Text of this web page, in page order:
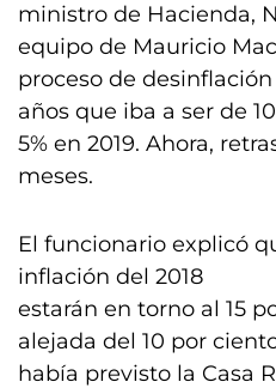
ministro de Hacienda,
equipo de Mauricio
proceso de
años que iba a ser de
5% en 2019. Ahora,
meses.
El funcionario explicó
inflación del 2018
estarán en torno al 15
alejada del 10 por
había previsto la Casa